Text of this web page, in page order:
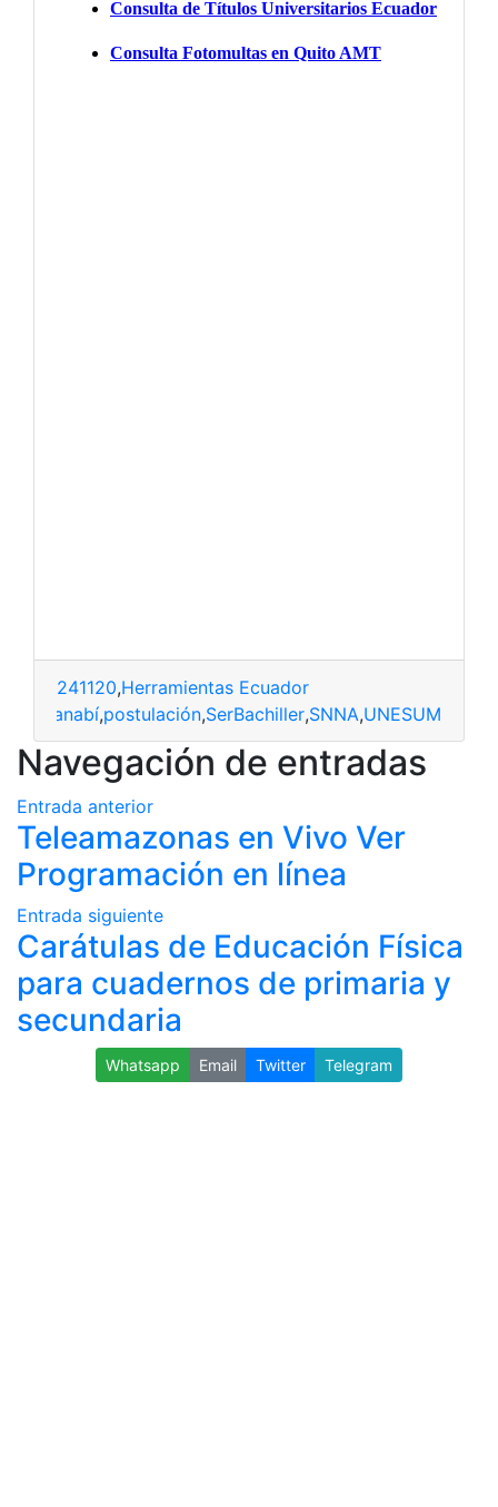
241120,Herramientas Ecuador
Manabí,postulación,SerBachiller,SNNA,UNESUM
Navegación de entradas
Entrada anterior
Teleamazonas en Vivo Ver
Programación en línea
Entrada siguiente
Carátulas de Educación Física
para cuadernos de primaria y
secundaria
Whatsapp Email Twitter Telegram